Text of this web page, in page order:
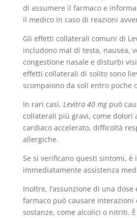
di assumere il farmaco e
il medico in caso di reazioni
Gli effetti collaterali comuni di
includono mal di testa, nausea,
congestione nasale e disturbi
effetti collaterali di solito sono
scompaiono da soli entro poche
In rari casi, Levitra 40 mgpuò
collaterali più gravi, come dolori
cardiaco accelerato, difficoltà
allergiche.
Se si verificano questi sintomi, è
immediatamente assistenza
Inoltre, l’assunzione di una
farmaco può causare
sostanze, come alcolici o nitriti.